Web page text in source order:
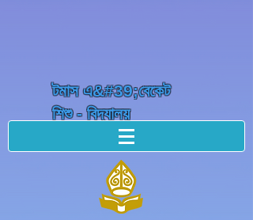
টমাস এ&#39;বেকেট
শিশু - বিদ্যালয়